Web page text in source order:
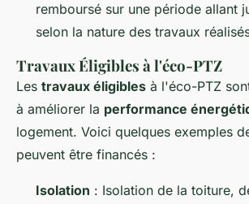
remboursé sur une période allant
selon la nature des travaux
Travaux Éligibles à l'éco-PTZ
Les travaux éligibles à l'éco-PTZ
à améliorer la performance
logement. Voici quelques exemples
peuvent être financés :
Isolation : Isolation de la toiture,